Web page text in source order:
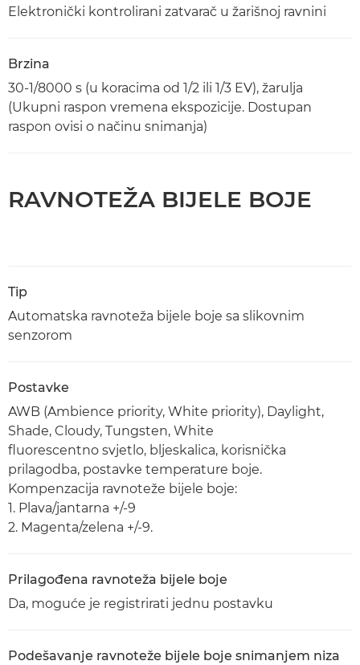
Elektronički kontrolirani zatvarač u žarišnoj ravnini
Brzina
30-1/8000 s (u koracima od 1/2 ili 1/3 EV), žarulja
(Ukupni raspon vremena ekspozicije. Dostupan
raspon ovisi o načinu snimanja)
RAVNOTEŽA BIJELE BOJE
Tip
Automatska ravnoteža bijele boje sa slikovnim
senzorom
Postavke
AWB (Ambience priority, White priority), Daylight,
Shade, Cloudy, Tungsten, White
fluorescentno svjetlo, bljeskalica, korisnička
prilagodba, postavke temperature boje.
Kompenzacija ravnoteže bijele boje:
1. Plava/jantarna +/-9
2. Magenta/zelena +/-9.
Prilagođena ravnoteža bijele boje
Da, moguće je registrirati jednu postavku
Podešavanje ravnoteže bijele boje snimanjem niza